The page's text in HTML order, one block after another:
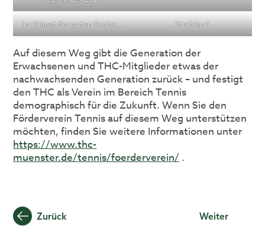
Im Dienst der guten Sache … Strahlen !
Auf diesem Weg gibt die Generation der
Erwachsenen und THC-Mitglieder etwas der
nachwachsenden Generation zurück – und festigt
den THC als Verein im Bereich Tennis
demographisch für die Zukunft. Wenn Sie den
Förderverein Tennis auf diesem Weg unterstützen
möchten, finden Sie weitere Informationen unter
https://www.thc-
muenster.de/tennis/foerderverein/ .
Zurück Weiter